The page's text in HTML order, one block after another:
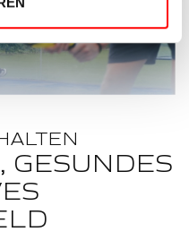
5
GESUNDES